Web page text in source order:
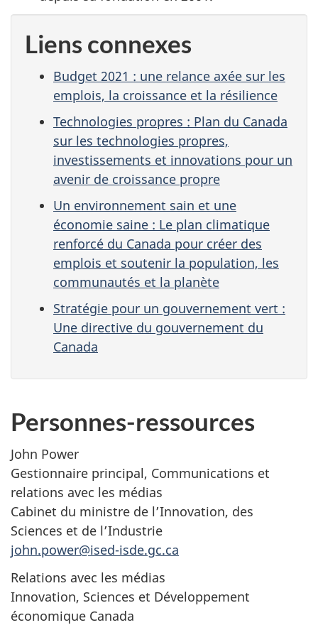
Liens connexes
Budget 2021 : une relance axée sur les
emplois, la croissance et la résilience
Technologies propres : Plan du Canada
sur les technologies propres,
investissements et innovations pour un
avenir de croissance propre
Un environnement sain et une
économie saine : Le plan climatique
renforcé du Canada pour créer des
emplois et soutenir la population, les
communautés et la planète
Stratégie pour un gouvernement vert :
Une directive du gouvernement du
Canada
Personnes-ressources
John Power
Gestionnaire principal, Communications et
relations avec les médias
Cabinet du ministre de l’Innovation, des
Sciences et de l’Industrie
john.power@ised-isde.gc.ca
Relations avec les médias
Innovation, Sciences et Développement
économique Canada